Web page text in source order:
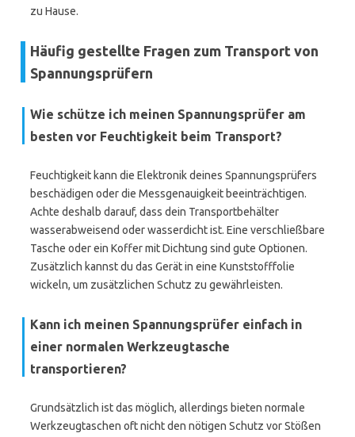
zu Hause.
Häufig gestellte Fragen zum Transport von
Spannungsprüfern
Wie schütze ich meinen Spannungsprüfer am
besten vor Feuchtigkeit beim Transport?
Feuchtigkeit kann die Elektronik deines Spannungsprüfers
beschädigen oder die Messgenauigkeit beeinträchtigen.
Achte deshalb darauf, dass dein Transportbehälter
wasserabweisend oder wasserdicht ist. Eine verschließbare
Tasche oder ein Koffer mit Dichtung sind gute Optionen.
Zusätzlich kannst du das Gerät in eine Kunststofffolie
wickeln, um zusätzlichen Schutz zu gewährleisten.
Kann ich meinen Spannungsprüfer einfach in
einer normalen Werkzeugtasche
transportieren?
Grundsätzlich ist das möglich, allerdings bieten normale
Werkzeugtaschen oft nicht den nötigen Schutz vor Stößen